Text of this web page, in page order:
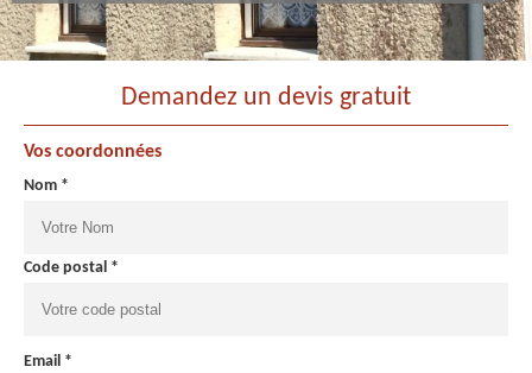
Demandez un devis gratuit
Vos coordonnées
Nom *
Code postal *
Email *